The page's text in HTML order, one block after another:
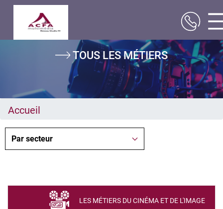
TOUS LES MÉTIERS
Accueil
LES MÉTIERS DU CINÉMA ET DE L'IMAGE